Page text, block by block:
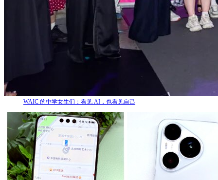
WAIC 的中学女生们：看见 AI，也看见自己